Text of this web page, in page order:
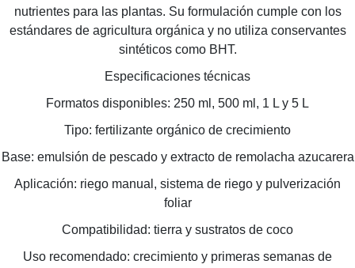
nutrientes para las plantas. Su formulación cumple con los
estándares de agricultura orgánica y no utiliza conservantes
sintéticos como BHT.
Especificaciones técnicas
Formatos disponibles: 250 ml, 500 ml, 1 L y 5 L
Tipo: fertilizante orgánico de crecimiento
Base: emulsión de pescado y extracto de remolacha azucarera
Aplicación: riego manual, sistema de riego y pulverización
foliar
Compatibilidad: tierra y sustratos de coco
Uso recomendado: crecimiento y primeras semanas de